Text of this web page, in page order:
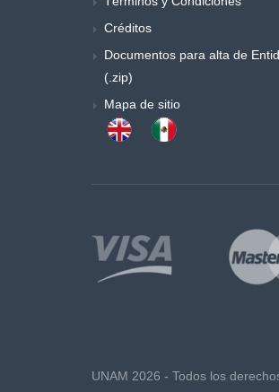
Créditos
Documentos para alta de
(.zip)
Mapa de sitio
UNAM 2026 - Todos los